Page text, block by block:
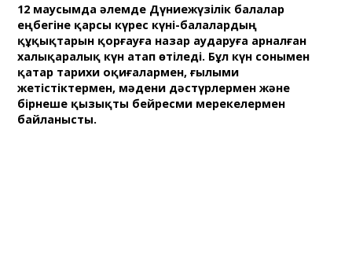
12 маусымда әлемде Дүниежүзілік балалар
еңбегіне қарсы күрес күні-балалардың
құқықтарын қорғауға назар аударуға арналған
халықаралық күн атап өтіледі. Бұл күн сонымен
қатар тарихи оқиғалармен, ғылыми
жетістіктермен, мәдени дәстүрлермен және
бірнеше қызықты бейресми мерекелермен
байланысты.